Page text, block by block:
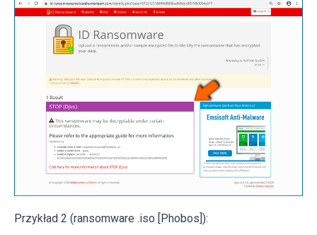
Przykład 2 (ransomware .iso [Phobos]):